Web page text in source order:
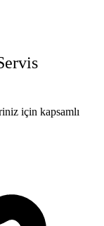
için kapsamlı